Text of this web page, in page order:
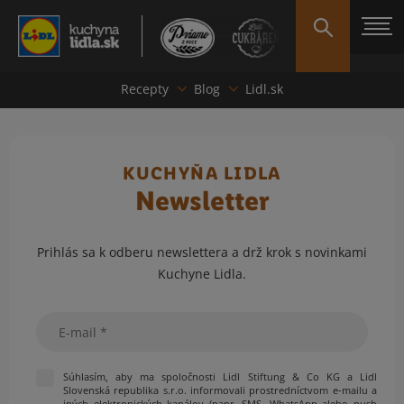
Recepty Blog Lidl.sk
KUCHYŇA LIDLA
Newsletter
Prihlás sa k odberu newslettera a drž krok s novinkami
Kuchyne Lidla.
Súhlasím, aby ma spoločnosti Lidl Stiftung & Co KG a Lidl
Slovenská republika s.r.o. informovali prostredníctvom e-mailu a